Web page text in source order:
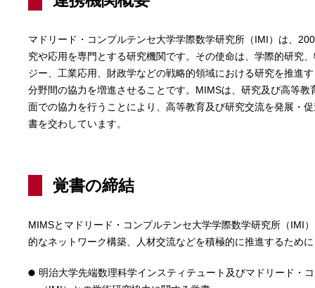
マドリード・コンプルテンセ大学学際数学研究所（IMI）は、
究や応用を専門とする研究機関です。その使命は、学際的研究
ジー、工業応用、財政学などの戦略的領域における研究を推進
分野間の協力を増進させることです。MIMSは、研究及び高等
面での協力を行うことにより、高等教育及び研究交流を発展・
書を交わしています。
覚書の締結
MIMSとマドリード・コンプルテンセ大学学際数学研究所（IMI
的なネットワーク構築、人材交流などを積極的に推進するため
明治大学先端数理科学インスティテュート及びマドリード・